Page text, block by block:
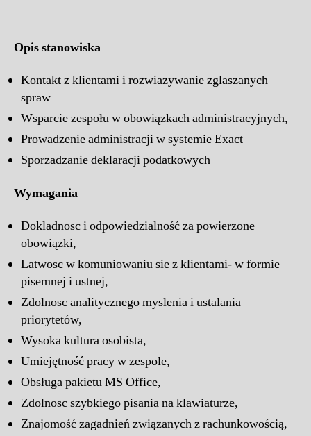
Opis stanowiska
Kontakt z klientami i rozwiazywanie zglaszanych
spraw
Wsparcie zespołu w obowiązkach administracyjnych,
Prowadzenie administracji w systemie Exact
Sporzadzanie deklaracji podatkowych
Wymagania
Dokladnosc i odpowiedzialność za powierzone
obowiązki,
Latwosc w komuniowaniu sie z klientami- w formie
pisemnej i ustnej,
Zdolnosc analitycznego myslenia i ustalania
priorytetów,
Wysoka kultura osobista,
Umiejętność pracy w zespole,
Obsługa pakietu MS Office,
Zdolnosc szybkiego pisania na klawiaturze,
Znajomość zagadnień związanych z rachunkowością,